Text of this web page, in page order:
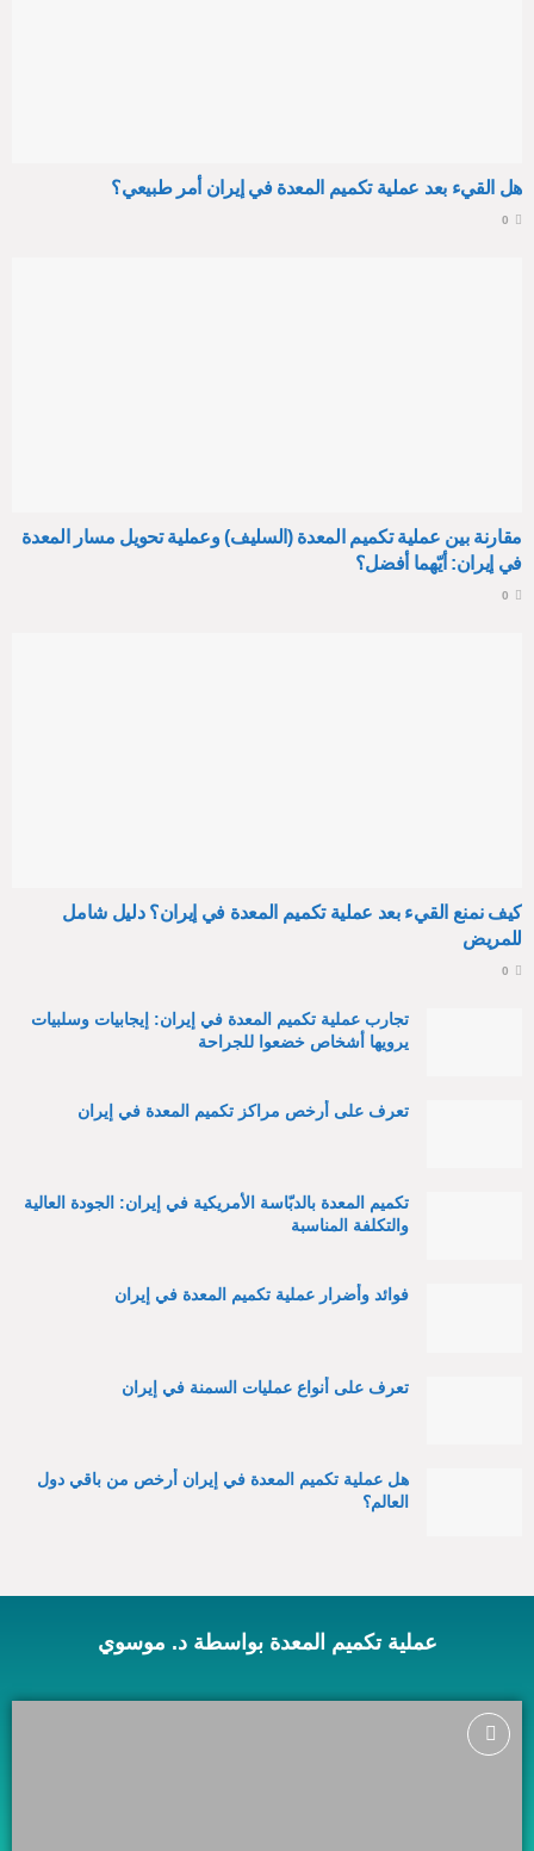
هل القيء بعد عملية تكميم المعدة في إيران أمر طبيعي؟
مقارنة بين عملية تكميم المعدة (السليف) وعملية تحويل مسار المعدة
في إيران: أيّهما أفضل؟
كيف نمنع القيء بعد عملية تكميم المعدة في إيران؟ دليل شامل
للمريض
تجارب عملية تكميم المعدة في إيران: إيجابيات وسلبيات
يرويها أشخاص خضعوا للجراحة
تعرف على أرخص مراكز تكميم المعدة في إيران
تكميم المعدة بالدبّاسة الأمريكية في إيران: الجودة العالية
والتكلفة المناسبة
فوائد وأضرار عملية تكميم المعدة في إيران
تعرف على أنواع عمليات السمنة في إيران
هل عملية تكميم المعدة في إيران أرخص من باقي دول
العالم؟
عملية تكميم المعدة بواسطة د. موسوي